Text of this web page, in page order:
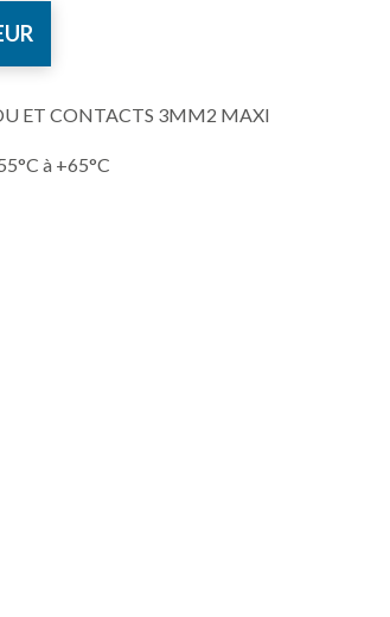
ET CONTACTS 3MM2 MAXI
à +65°C